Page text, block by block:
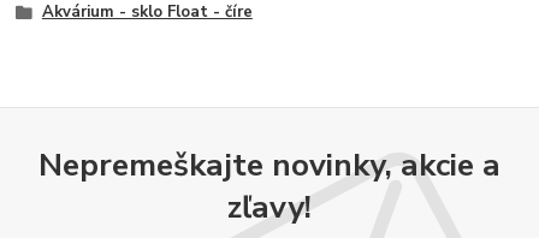
Akvárium - sklo Float - číre
Nepremeškajte novinky, akcie a
zľavy!